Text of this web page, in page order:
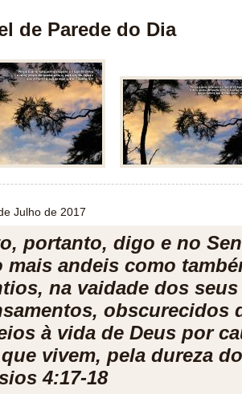
de Parede do Dia
Julho de 2017
portanto, digo e no
mais andeis como
na vaidade dos
obscurecidos
à vida de Deus por
vivem, pela dureza
4:17-18